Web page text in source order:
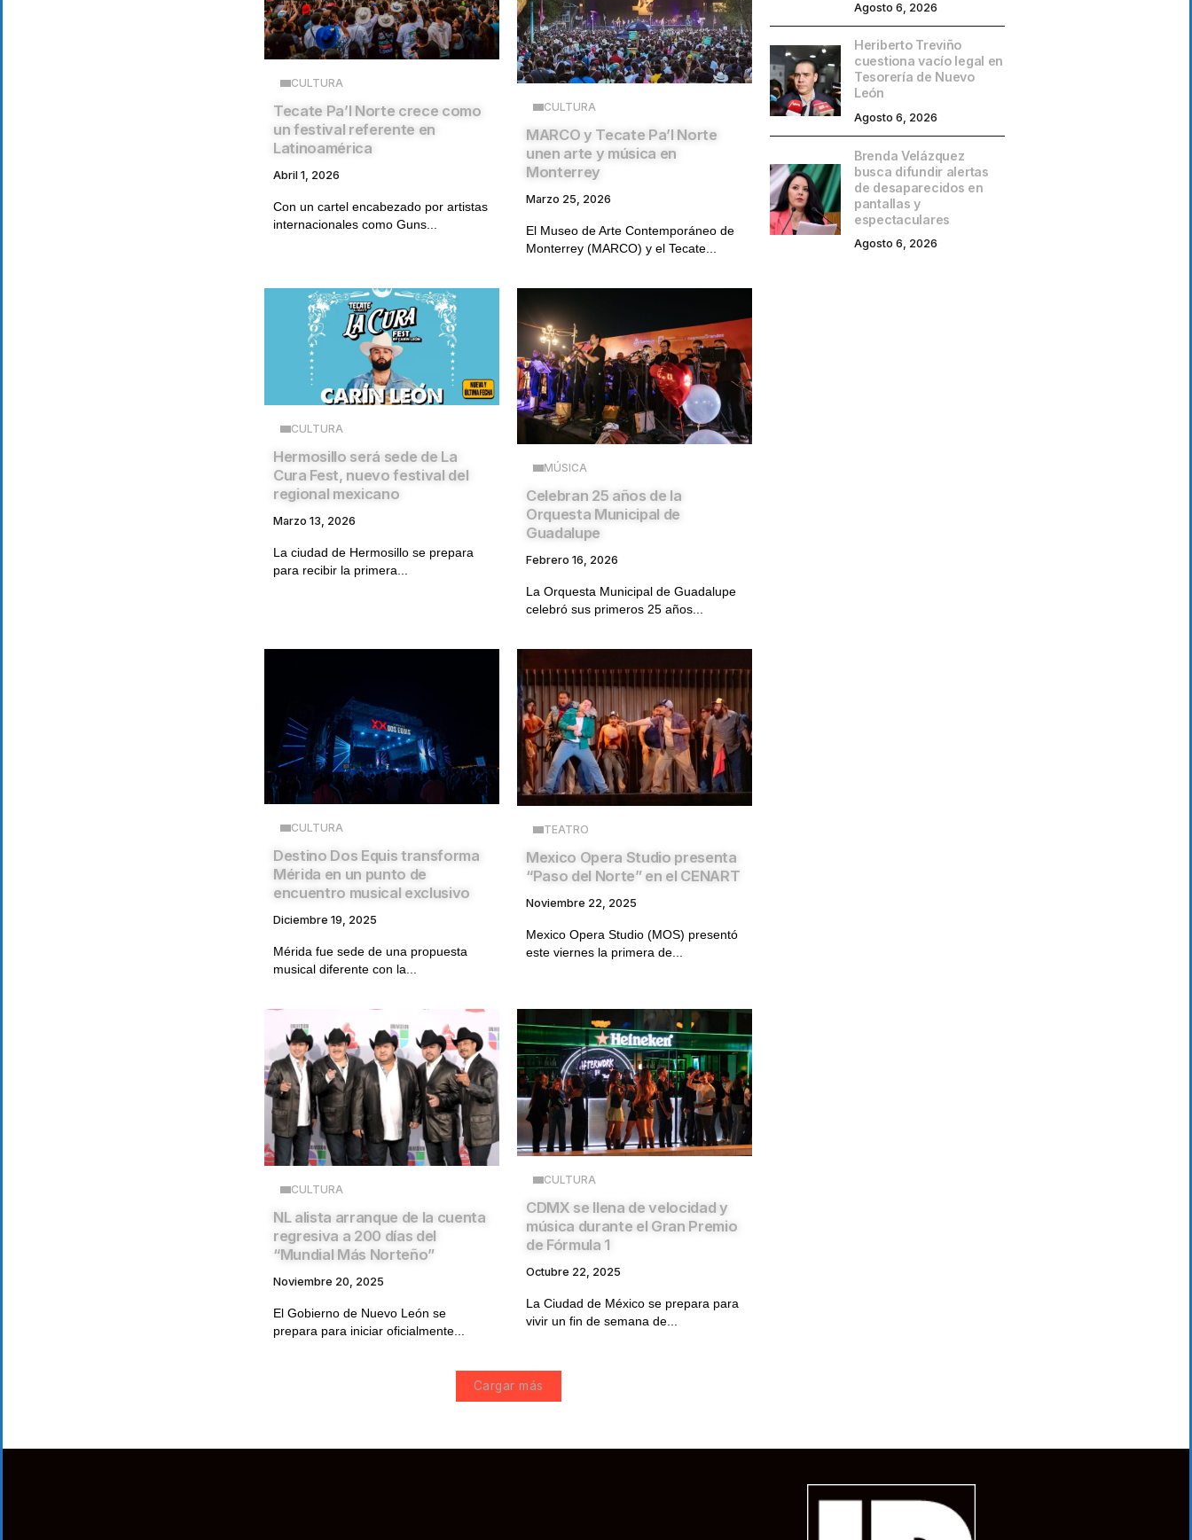
CULTURA
Tecate Pa’l Norte crece como
un festival referente en
Latinoamérica
Abril 1, 2026
Con un cartel encabezado por artistas
internacionales como Guns...
CULTURA
MARCO y Tecate Pa’l Norte
unen arte y música en
Monterrey
Marzo 25, 2026
El Museo de Arte Contemporáneo de
Monterrey (MARCO) y el Tecate...
CULTURA
Hermosillo será sede de La
Cura Fest, nuevo festival del
regional mexicano
Marzo 13, 2026
La ciudad de Hermosillo se prepara
para recibir la primera...
MÚSICA
Celebran 25 años de la
Orquesta Municipal de
Guadalupe
Febrero 16, 2026
La Orquesta Municipal de Guadalupe
celebró sus primeros 25 años...
CULTURA
Destino Dos Equis transforma
Mérida en un punto de
encuentro musical exclusivo
Diciembre 19, 2025
Mérida fue sede de una propuesta
musical diferente con la...
TEATRO
Mexico Opera Studio presenta
“Paso del Norte” en el CENART
Noviembre 22, 2025
Mexico Opera Studio (MOS) presentó
este viernes la primera de...
CULTURA
NL alista arranque de la cuenta
regresiva a 200 días del
“Mundial Más Norteño”
Noviembre 20, 2025
El Gobierno de Nuevo León se
prepara para iniciar oficialmente...
CULTURA
CDMX se llena de velocidad y
música durante el Gran Premio
de Fórmula 1
Octubre 22, 2025
La Ciudad de México se prepara para
vivir un fin de semana de...
Cargar más
Agosto 6, 2026
Heriberto Treviño
cuestiona vacío legal en
Tesorería de Nuevo
León
Agosto 6, 2026
Brenda Velázquez
busca difundir alertas
de desaparecidos en
pantallas y
espectaculares
Agosto 6, 2026